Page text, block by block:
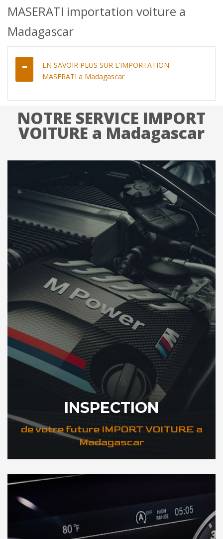
MASERATI importation voiture a
Madagascar
EN SAVOIR PLUS SUR L’IMPORTATION
MASERATI a Madagascar
NOTRE SERVICE IMPORT
VOITURE a Madagascar
INSPECTION
de votre future IMPORT VOITURE a
Madagascar
DÉCOUVREZ VOTRE INSPECTION AUTO a Madagascar